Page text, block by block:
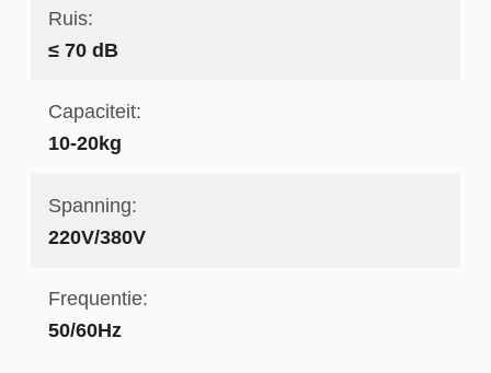
Ruis:
≤ 70 dB
Capaciteit:
10-20kg
Spanning:
220V/380V
Frequentie:
50/60Hz